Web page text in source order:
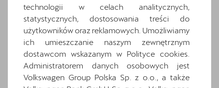
Zapytaj o szczegóły
Pokaż szczegóły
technologii w celach analitycznych,
statystycznych, dostosowania treści do
użytkowników oraz reklamowych. Umożliwiamy
ich umieszczanie naszym zewnętrznym
dostawcom wskazanym w Polityce cookies.
Administratorem danych osobowych jest
Volkswagen Group Polska Sp. z o.o., a także